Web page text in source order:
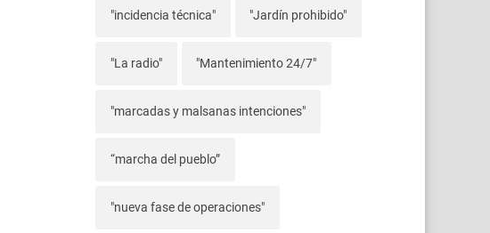
"incidencia técnica" "Jardín prohibido"
"La radio" "Mantenimiento 24/7"
"marcadas y malsanas intenciones"
“marcha del pueblo”
"nueva fase de operaciones"